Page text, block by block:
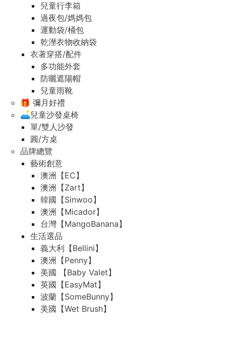
兒童行李箱
過夜包/媽媽包
運動袋/桶包
乾溼衣物收納袋
衣著穿搭/配件
多功能外套
防曬遮陽帽
兒童雨靴
🎁 彌月好禮
🛋️兒童沙發桌椅
單/雙人沙發
圓/方桌
品牌總覽
藝術創意
澳洲【EC】
澳洲【Zart】
韓國【Sinwoo】
澳洲【Micador】
台灣【MangoBanana】
生活選品
義大利【Bellini】
澳洲【Penny】
美國 【Baby Valet】
英國【EasyMat】
波蘭【SomeBunny】
美國【Wet Brush】